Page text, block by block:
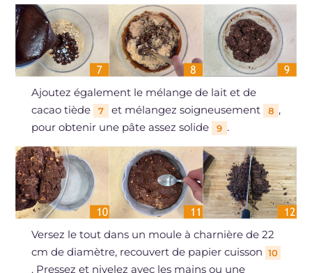
Ajoutez également le mélange de lait et de
cacao tiède
7 et mélangez soigneusement 8 ,
pour obtenir une pâte assez solide
9 .
Versez le tout dans un moule à charnière de 22
cm de diamètre, recouvert de papier cuisson 10
. Pressez et nivelez avec les mains ou une